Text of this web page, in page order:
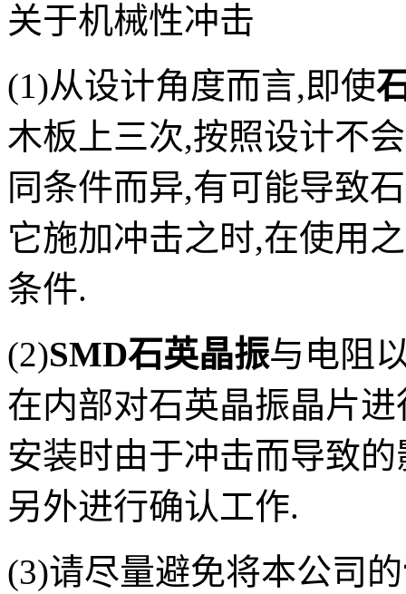
关于机械性冲击
(1)从设计角度而言,即使
木板上三次,按照设计不
同条件而异,有可能导致
它施加冲击之时,在使用
条件.
(2)SMD石英晶振与电阻
在内部对石英晶振晶片
安装时由于冲击而导致
另外进行确认工作.
(3)请尽量避免将本公司的